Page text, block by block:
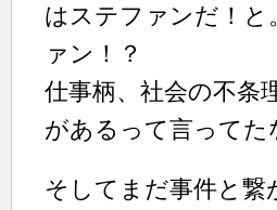
はステファンだ！と
ァン！？
仕事柄、社会の不条
があるって言ってた
そしてまだ事件と繋